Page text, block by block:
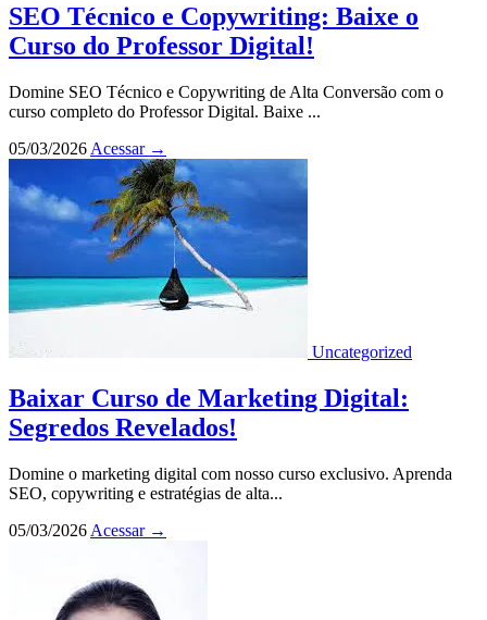
SEO Técnico e Copywriting: Baixe o
Curso do Professor Digital!
Domine SEO Técnico e Copywriting de Alta Conversão com o
curso completo do Professor Digital. Baixe ...
05/03/2026 Acessar →
Uncategorized
Baixar Curso de Marketing Digital:
Segredos Revelados!
Domine o marketing digital com nosso curso exclusivo. Aprenda
SEO, copywriting e estratégias de alta...
05/03/2026 Acessar →